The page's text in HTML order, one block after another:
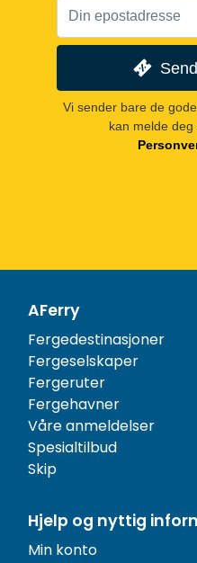
Vi sender bare de
kan melde
AFerry
Fergedestinasjoner
Fergeselskaper
Fergeruter
Fergehavner
Våre anmeldelser
Spesialtilbud
Skip
Hjelp og nyttig
Min konto